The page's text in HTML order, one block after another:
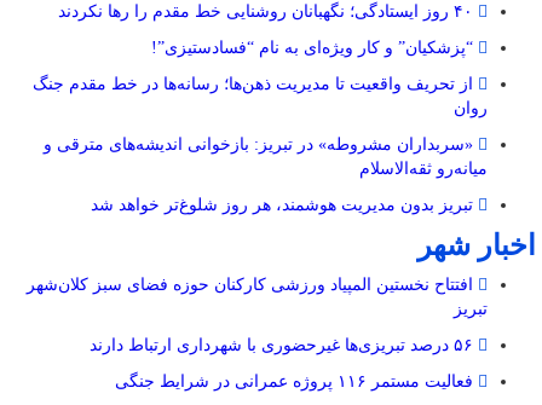
“پزشکیان” و کار ویژه‌ای به نام “فسادستیزی”!
از تحریف واقعیت تا مدیریت ذهن‌ها؛ رسانه‌ها در خط مقدم جنگ
روان
«سربداران مشروطه» در تبریز: بازخوانی اندیشه‌های مترقی و
میانه‌رو ثقه‌الاسلام
تبریز بدون مدیریت هوشمند، هر روز شلوغ‌تر خواهد شد
اخبار شهر
افتتاح نخستین المپیاد ورزشی کارکنان حوزه فضای سبز کلان‌شهر
تبریز
فعالیت مستمر ۱۱۶ پروژه عمرانی در شرایط جنگی